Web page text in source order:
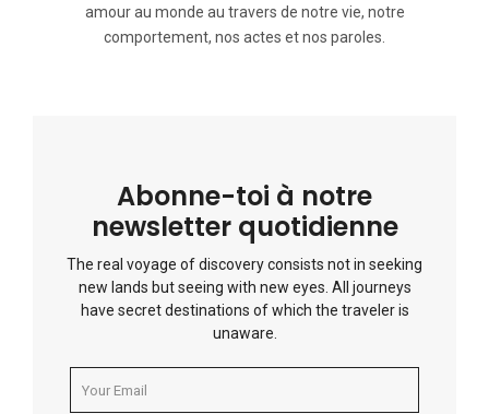
amour au monde au travers de notre vie, notre
comportement, nos actes et nos paroles.
Abonne-toi à notre
newsletter quotidienne
The real voyage of discovery consists not in seeking
new lands but seeing with new eyes. All journeys
have secret destinations of which the traveler is
unaware.